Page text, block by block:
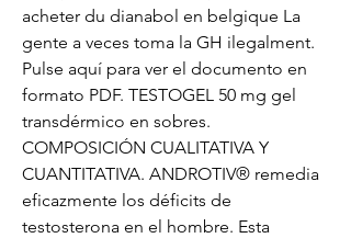
acheter du dianabol en belgique La
gente a veces toma la GH ilegalment.
Pulse aquí para ver el documento en
formato PDF. TESTOGEL 50 mg gel
transdérmico en sobres.
COMPOSICIÓN CUALITATIVA Y
CUANTITATIVA. ANDROTIV® remedia
eficazmente los déficits de
testosterona en el hombre. Esta